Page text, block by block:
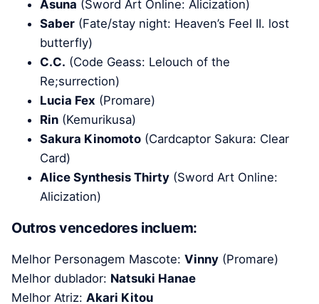
Asuna (Sword Art Online: Alicization)
Saber (Fate/stay night: Heaven’s Feel II. lost
butterfly)
C.C. (Code Geass: Lelouch of the
Re;surrection)
Lucia Fex (Promare)
Rin (Kemurikusa)
Sakura Kinomoto (Cardcaptor Sakura: Clear
Card)
Alice Synthesis Thirty (Sword Art Online:
Alicization)
Outros vencedores incluem:
Melhor Personagem Mascote: Vinny (Promare)
Melhor dublador: Natsuki Hanae
Melhor Atriz: Akari Kitou